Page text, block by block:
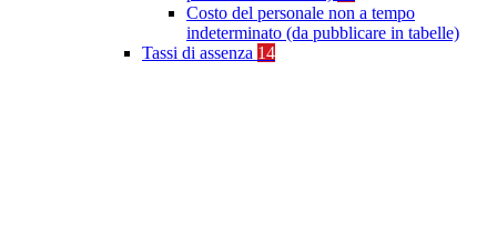
Costo del personale non a tempo
indeterminato (da pubblicare in tabelle)
Tassi di assenza 14